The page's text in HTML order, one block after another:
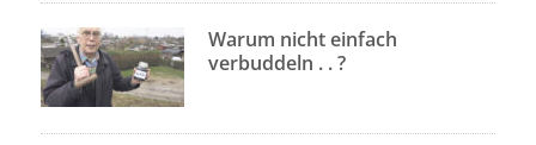
Warum nicht einfach
verbuddeln . . ?